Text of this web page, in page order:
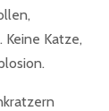
Keine Katze,